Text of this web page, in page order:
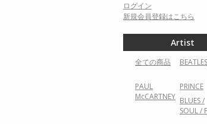
ログイン
新規会員登録はこちら
Artist
全ての商品 BEATLES
PAUL
McCARTNEY
PRINCE
BLUES /
SOUL /